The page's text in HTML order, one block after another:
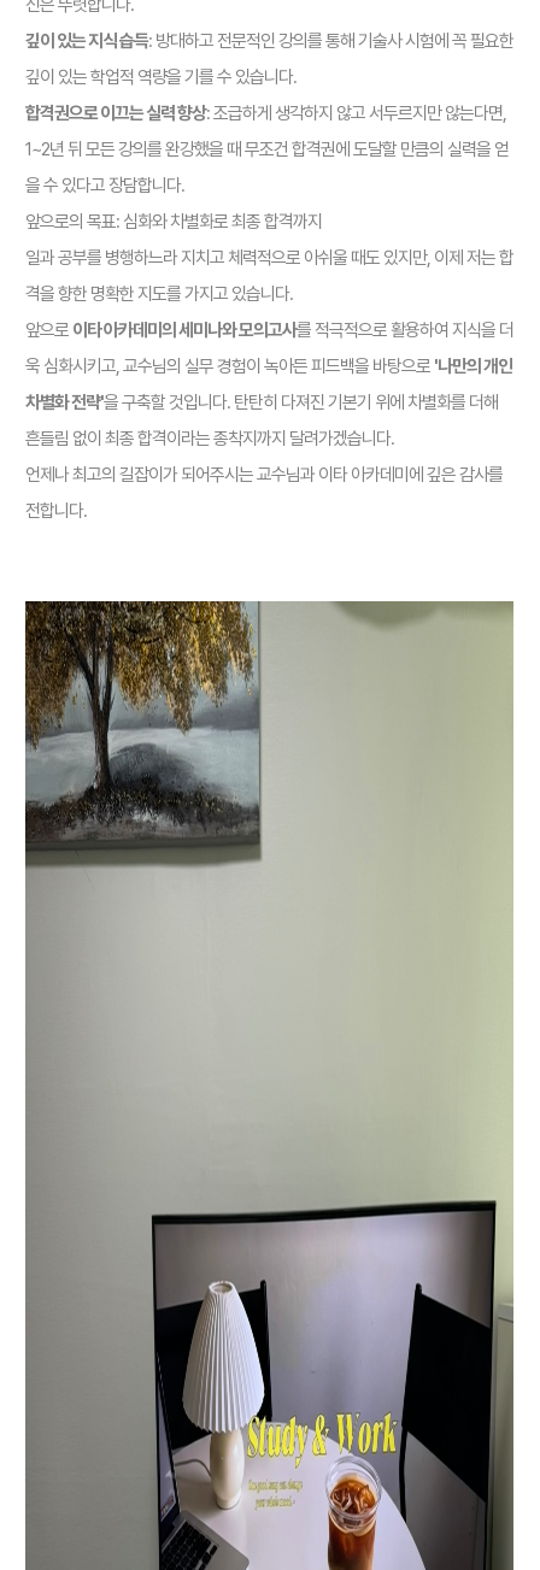
신은 뚜렷합니다.
깊이 있는 지식 습득: 방대하고 전문적인 강의를 통해 기술사 시험에 꼭 필요한
깊이 있는 학업적 역량을 기를 수 있습니다.
합격권으로 이끄는 실력 향상: 조급하게 생각하지 않고 서두르지만 않는다면,
1~2년 뒤 모든 강의를 완강했을 때 무조건 합격권에 도달할 만큼의 실력을 얻
을 수 있다고 장담합니다.
앞으로의 목표: 심화와 차별화로 최종 합격까지
일과 공부를 병행하느라 지치고 체력적으로 아쉬울 때도 있지만, 이제 저는 합
격을 향한 명확한 지도를 가지고 있습니다.
앞으로 이타 아카데미의 세미나와 모의고사를 적극적으로 활용하여 지식을 더
욱 심화시키고, 교수님의 실무 경험이 녹아든 피드백을 바탕으로 '나만의 개인
차별화 전략'을 구축할 것입니다. 탄탄히 다져진 기본기 위에 차별화를 더해
흔들림 없이 최종 합격이라는 종착지까지 달려가겠습니다.
언제나 최고의 길잡이가 되어주시는 교수님과 이타 아카데미에 깊은 감사를
전합니다.